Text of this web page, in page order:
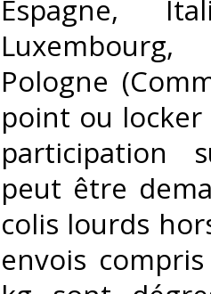
Espagne,
Pologne
point ou locker
participation
peut être
colis lourds
envois